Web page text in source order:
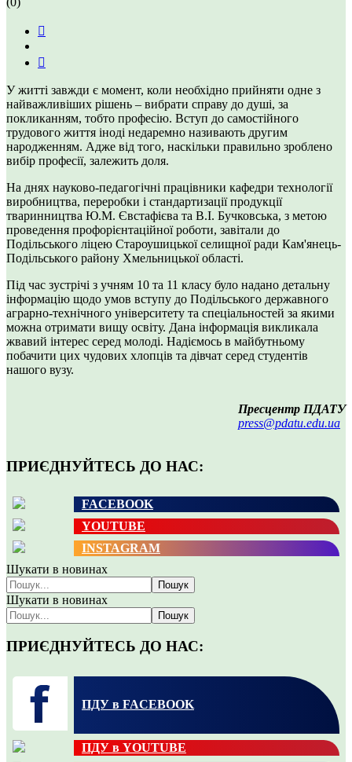
У житті завжди є момент, коли необхідно прийняти одне з
найважливіших рішень – вибрати справу до душі, за
покликанням, тобто професію. Вступ до самостійного
трудового життя іноді недаремно називають другим
народженням. Адже від того, наскільки правильно зроблено
вибір професії, залежить доля.
На днях науково-педагогічні працівники кафедри технології
виробництва, переробки і стандартизації продукції
тваринництва Ю.М. Євстафієва та В.І. Бучковська, з метою
проведення профорієнтаційної роботи, завітали до
Подільського ліцею Староушицької селищної ради Кам'янець-
Подільського району Хмельницької області.
Під час зустрічі з учням 10 та 11 класу було надано детальну
інформацію щодо умов вступу до Подільського державного
аграрно-технічного університету та спеціальностей за якими
можна отримати вищу освіту. Дана інформація викликала
жвавий інтерес серед молоді. Надіємось в майбутньому
побачити цих чудових хлопців та дівчат серед студентів
нашого вузу.
Пресцентр ПДАТУ
press@pdatu.edu.ua
ПРИЄДНУЙТЕСЬ ДО НАС:
FACEBOOK
YOUTUBE
INSTAGRAM
Шукати в новинах
Пошук
Шукати в новинах
Пошук
ПРИЄДНУЙТЕСЬ ДО НАС:
ПДУ в FACEBOOK
ПДУ в YOUTUBE